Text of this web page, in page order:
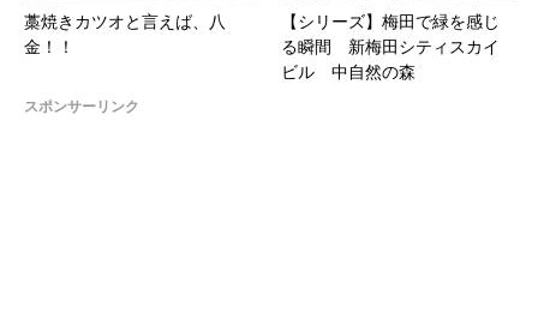
藁焼きカツオと言えば、八
金！！
【シリーズ】梅田で緑を感じ
る瞬間 新梅田シティスカイ
ビル 中自然の森
スポンサーリンク